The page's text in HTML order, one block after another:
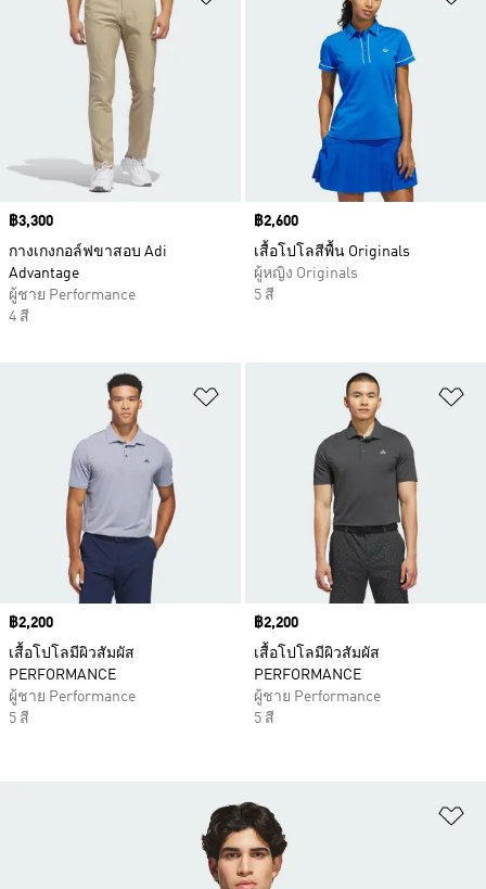
Price
฿3,300
กางเกงกอล์ฟขาสอบ Adi
Advantage
ผู้ชาย Performance
4 สี
Price
฿2,600
เสื้อโปโลสีพื้น Originals
ผู้หญิง Originals
5 สี
เพิ่มไปยังรายการสินค้าโปรด
Price
฿2,200
เสื้อโปโลมีผิวสัมผัส
PERFORMANCE
ผู้ชาย Performance
5 สี
Price
฿2,200
เสื้อโปโลมีผิวสัมผัส
PERFORMANCE
ผู้ชาย Performance
5 สี